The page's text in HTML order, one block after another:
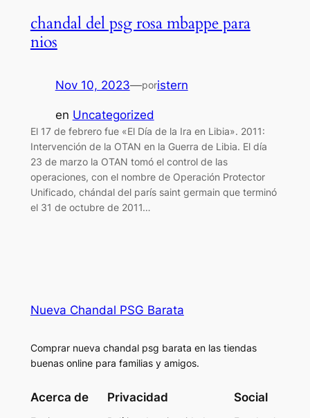
chandal del psg rosa mbappe para
nios
Nov 10, 2023—poristern
en Uncategorized
El 17 de febrero fue «El Día de la Ira en Libia». 2011:
Intervención de la OTAN en la Guerra de Libia. El día
23 de marzo la OTAN tomó el control de las
operaciones, con el nombre de Operación Protector
Unificado, chándal del parís saint germain que terminó
el 31 de octubre de 2011…
Nueva Chandal PSG Barata
Comprar nueva chandal psg barata en las tiendas
buenas online para familias y amigos.
Acerca de Privacidad Social